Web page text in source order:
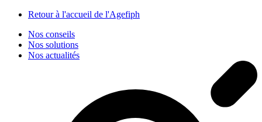
Retour à l'accueil de l'Agefiph
Nos conseils
Nos solutions
Nos actualités